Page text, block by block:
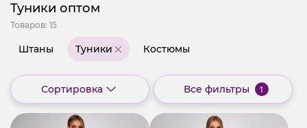
Туники оптом
Товаров: 15
Штаны Туники Костюмы
Сортировка Все фильтры 1